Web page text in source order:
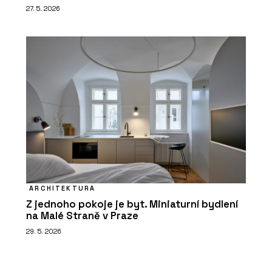
27. 5. 2026
ARCHITEKTURA
Z jednoho pokoje je byt. Miniaturní bydlení
na Malé Straně v Praze
29. 5. 2026